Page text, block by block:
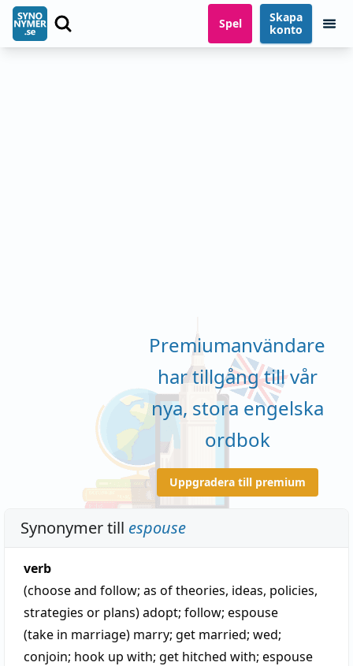
Spel
Skapa
konto
Premiumanvändare
har tillgång till vår
nya, stora engelska
ordbok
Uppgradera till premium
Synonymer till espouse
verb
(choose and follow; as of theories, ideas, policies,
strategies or plans)adopt; follow; espouse
(take in marriage) marry; get married; wed;
conjoin; hook up with; get hitched with; espouse